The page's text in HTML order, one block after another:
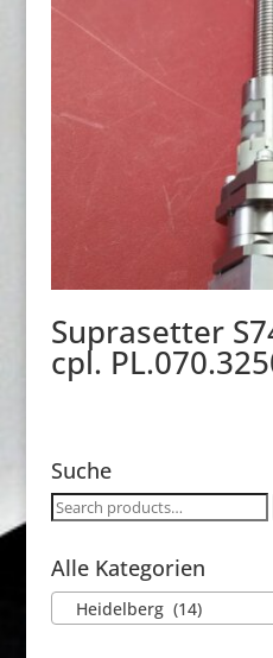
Suprasetter
cpl.
Suche
Search
Alle Kategorien
Heidelberg (14)